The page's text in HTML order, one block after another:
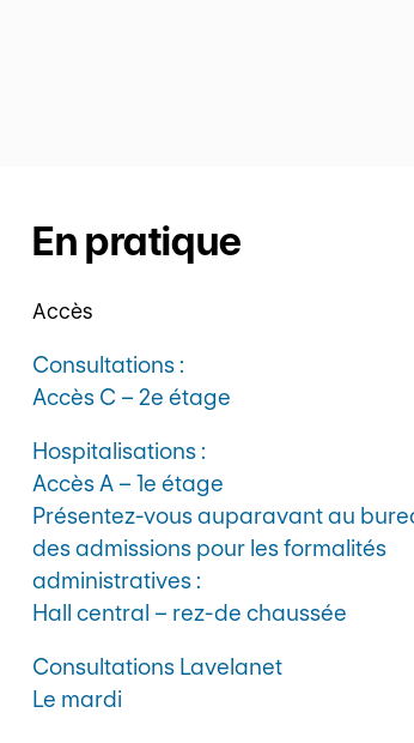
En pratique
Accès
Consultations :
Accès C – 2e étage
Hospitalisations :
Accès A – 1e étage
Présentez-vous auparavant au
des admissions pour les formalités
administratives :
Hall central – rez-de chaussée
Consultations Lavelanet
Le mardi